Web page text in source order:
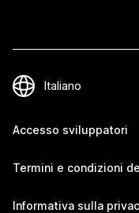
Accesso sviluppatori
Termini e condizioni
Informativa sulla